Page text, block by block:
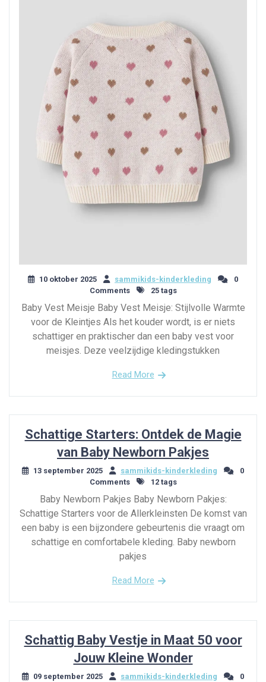
10 oktober 2025 sammikids-kinderkleding
0
Comments
25 tags
Baby Vest Meisje Baby Vest Meisje: Stijlvolle Warmte
voor de Kleintjes Als het kouder wordt, is er niets
schattiger en praktischer dan een baby vest voor
meisjes. Deze veelzijdige kledingstukken
Read More
Schattige Starters: Ontdek de Magie
van Baby Newborn Pakjes
13 september 2025 sammikids-kinderkleding
0
Comments
12 tags
Baby Newborn Pakjes Baby Newborn Pakjes:
Schattige Starters voor de Allerkleinsten De komst van
een baby is een bijzondere gebeurtenis die vraagt om
schattige en comfortabele kleding. Baby newborn
pakjes
Read More
Schattig Baby Vestje in Maat 50 voor
Jouw Kleine Wonder
09 september 2025 sammikids-kinderkleding
0